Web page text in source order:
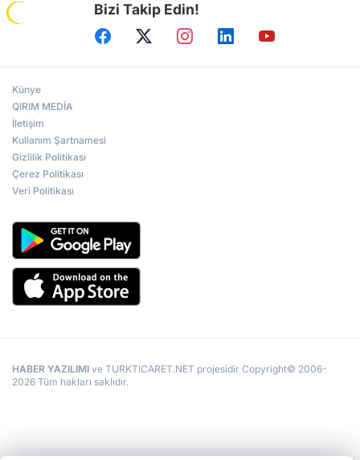
Bizi Takip Edin!
Künye
QIRIM MEDİA
İletişim
Kullanım Şartnamesi
Gizlilik Politikası
Çerez Politikası
Veri Politikası
HABER YAZILIMI ve TURKTICARET.NET projesidir Copyright© 2006-
2026 Tüm hakları saklıdır.